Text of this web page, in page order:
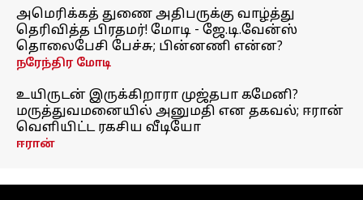
அமெரிக்கத் துணை அதிபருக்கு வாழ்த்து
தெரிவித்த பிரதமர்! மோடி - ஜே.டி.வேன்ஸ்
தொலைபேசி பேச்சு; பின்னணி என்ன?
நரேந்திர மோடி
உயிருடன் இருக்கிறாரா முஜ்தபா கமேனி?
மருத்துவமனையில் அனுமதி என தகவல்; ஈரான்
வெளியிட்ட ரகசிய வீடியோ
ஈரான்